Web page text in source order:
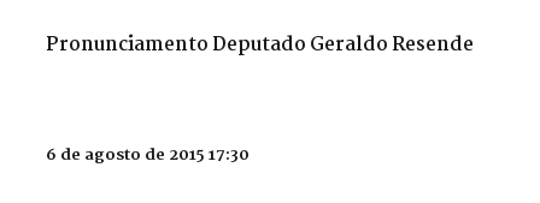
Pronunciamento Deputado Geraldo Resende
6 de agosto de 2015 17:30